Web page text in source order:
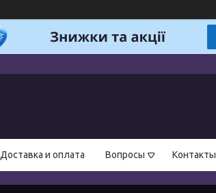
Доставка и оплата Вопросы Контакты